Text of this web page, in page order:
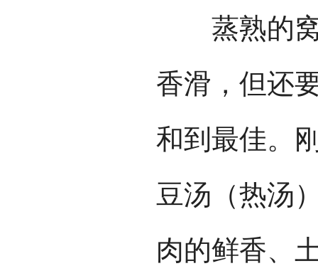
蒸熟的窝
香滑，但还
和到最佳。
豆汤（热汤
肉的鲜香、